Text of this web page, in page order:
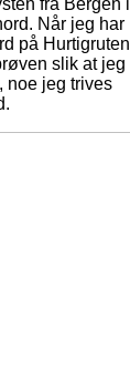
fra Bergen i
Når jeg har
på Hurtigruten
slik at jeg
noe jeg trives